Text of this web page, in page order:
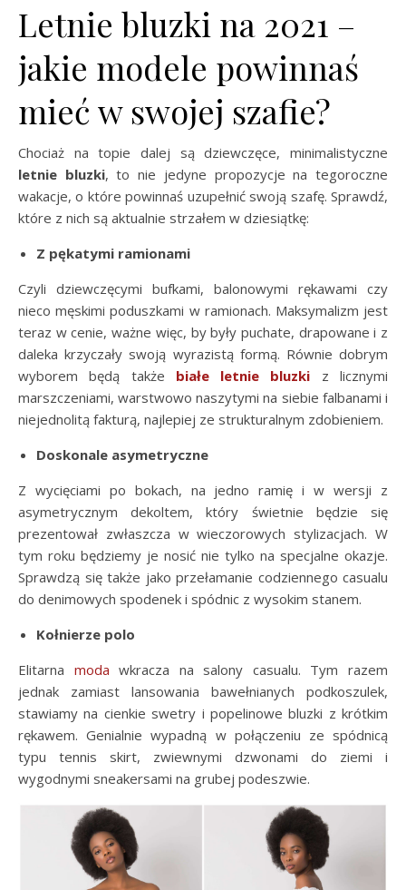
Letnie bluzki na 2021 –
jakie modele powinnaś
mieć w swojej szafie?
Chociaż na topie dalej są dziewczęce, minimalistyczne
letnie bluzki, to nie jedyne propozycje na tegoroczne
wakacje, o które powinnaś uzupełnić swoją szafę. Sprawdź,
które z nich są aktualnie strzałem w dziesiątkę:
Z pękatymi ramionami
Czyli dziewczęcymi bufkami, balonowymi rękawami czy
nieco męskimi poduszkami w ramionach. Maksymalizm jest
teraz w cenie, ważne więc, by były puchate, drapowane i z
daleka krzyczały swoją wyrazistą formą. Równie dobrym
wyborem będą także białe letnie bluzki z licznymi
marszczeniami, warstwowo naszytymi na siebie falbanami i
niejednolitą fakturą, najlepiej ze strukturalnym zdobieniem.
Doskonale asymetryczne
Z wycięciami po bokach, na jedno ramię i w wersji z
asymetrycznym dekoltem, który świetnie będzie się
prezentował zwłaszcza w wieczorowych stylizacjach. W
tym roku będziemy je nosić nie tylko na specjalne okazje.
Sprawdzą się także jako przełamanie codziennego casualu
do denimowych spodenek i spódnic z wysokim stanem.
Kołnierze polo
Elitarna moda wkracza na salony casualu. Tym razem
jednak zamiast lansowania bawełnianych podkoszulek,
stawiamy na cienkie swetry i popelinowe bluzki z krótkim
rękawem. Genialnie wypadną w połączeniu ze spódnicą
typu tennis skirt, zwiewnymi dzwonami do ziemi i
wygodnymi sneakersami na grubej podeszwie.